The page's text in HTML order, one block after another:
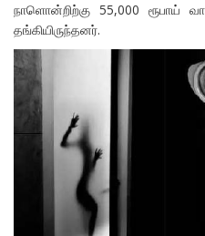
நாளொன்றிற்கு 55,000 ரூபாய்
தங்கியிருந்தனர்.